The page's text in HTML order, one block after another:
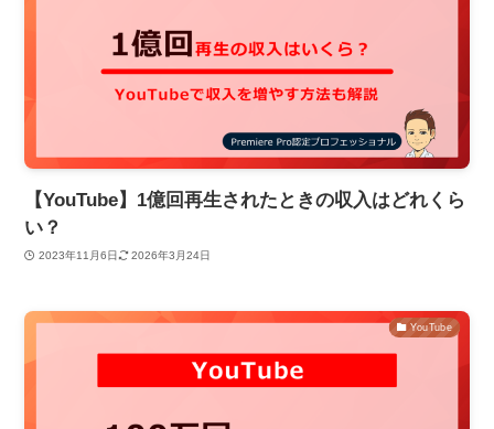
【YouTube】1億回再生されたときの収入はどれくら
い？
2023年11月6日 2026年3月24日
YouTube